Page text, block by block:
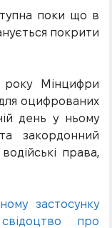
поки що в
покрити
Мінцифри
оцифрованих
день у ньому
закордонний
права,
застосунку
про